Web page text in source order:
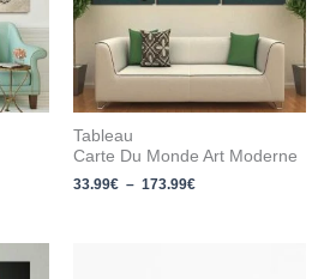
Tableau
Carte Du Monde Art Moderne
33.99€ – 173.99€